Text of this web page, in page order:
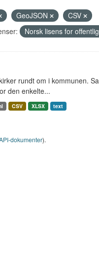
GeoJSON
CSV
Norsk lisens for
rundt om i kommunen.
den enkelte...
CSV XLSX text
dokumenter).